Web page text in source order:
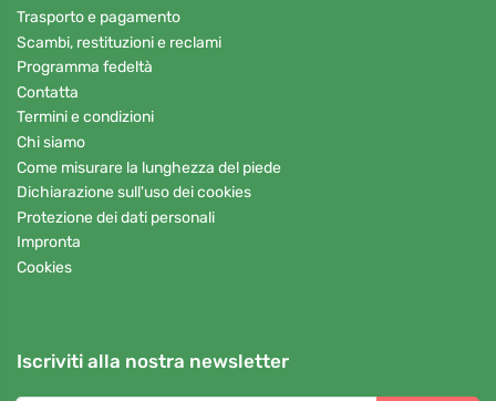
Trasporto e pagamento
Scambi, restituzioni e reclami
Programma fedeltà
Contatta
Termini e condizioni
Chi siamo
Come misurare la lunghezza del piede
Dichiarazione sull'uso dei cookies
Protezione dei dati personali
Impronta
Cookies
Iscriviti alla nostra newsletter